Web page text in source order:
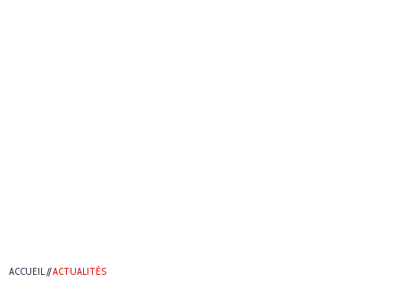
ACCUEIL//ACTUALITÉS